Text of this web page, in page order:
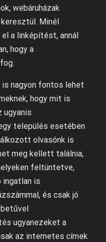
webáruházak
Minél
a linképítést, annál
hogy a
nagyon fontos lehet
hogy mit is
ugyanis
település esetében
olvasónk is
meg kellett találnia,
feltüntetve,
ingatlan is
és csak jó
ugyanezeket a
az internetes címek